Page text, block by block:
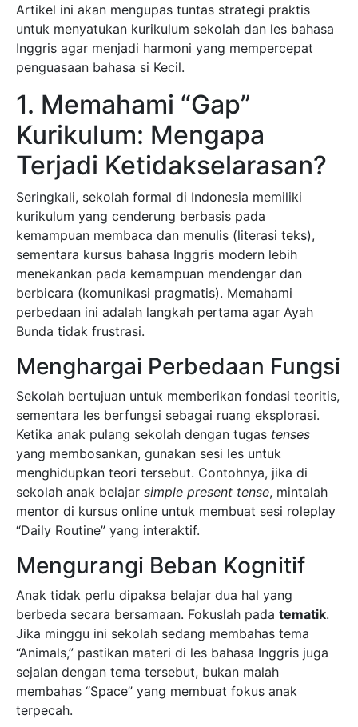
Artikel ini akan mengupas tuntas strategi praktis
untuk menyatukan kurikulum sekolah dan les bahasa
Inggris agar menjadi harmoni yang mempercepat
penguasaan bahasa si Kecil.
1. Memahami “Gap”
Kurikulum: Mengapa
Terjadi Ketidakselarasan?
Seringkali, sekolah formal di Indonesia memiliki
kurikulum yang cenderung berbasis pada
kemampuan membaca dan menulis (literasi teks),
sementara kursus bahasa Inggris modern lebih
menekankan pada kemampuan mendengar dan
berbicara (komunikasi pragmatis). Memahami
perbedaan ini adalah langkah pertama agar Ayah
Bunda tidak frustrasi.
Menghargai Perbedaan Fungsi
Sekolah bertujuan untuk memberikan fondasi teoritis,
sementara les berfungsi sebagai ruang eksplorasi.
Ketika anak pulang sekolah dengan tugas tenses
yang membosankan, gunakan sesi les untuk
menghidupkan teori tersebut. Contohnya, jika di
sekolah anak belajar simple present tense, mintalah
mentor di kursus online untuk membuat sesi roleplay
“Daily Routine” yang interaktif.
Mengurangi Beban Kognitif
Anak tidak perlu dipaksa belajar dua hal yang
berbeda secara bersamaan. Fokuslah pada tematik.
Jika minggu ini sekolah sedang membahas tema
“Animals,” pastikan materi di les bahasa Inggris juga
sejalan dengan tema tersebut, bukan malah
membahas “Space” yang membuat fokus anak
terpecah.